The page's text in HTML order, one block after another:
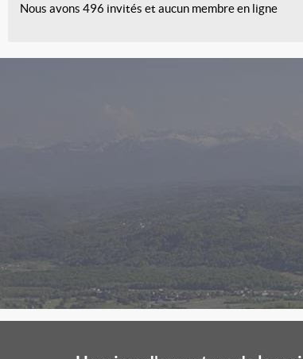
Nous avons 496 invités et aucun membre en ligne